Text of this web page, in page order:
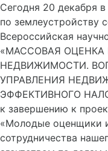
Сегодня 20 декабря
по землеустройству
Всероссийская
«МАССОВАЯ
НЕДВИЖИМОСТИ.
УПРАВЛЕНИЯ
ЭФФЕКТИВНОГО
к завершению к
«Молодые оценщики
сотрудничества